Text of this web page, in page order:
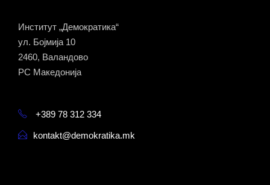
Институт „Демократика“
ул. Бојмија 10
2460, Валандово
РС Македонија
+389 78 312 334
kontakt@demokratika.mk